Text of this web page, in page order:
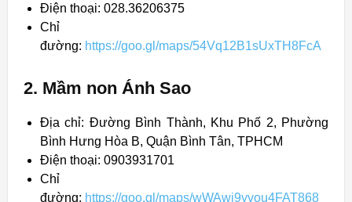
Điện thoại: 028.36206375
Chỉ
đường: https://goo.gl/maps/54Vq12B1sUxTH8FcA
2. Mầm non Ánh Sao
Địa chỉ: Đường Bình Thành, Khu Phố 2, Phường
Bình Hưng Hòa B, Quận Bình Tân, TPHCM
Điện thoại: 0903931701
Chỉ
đường: https://goo.gl/maps/wWAwj9yvou4FAT868